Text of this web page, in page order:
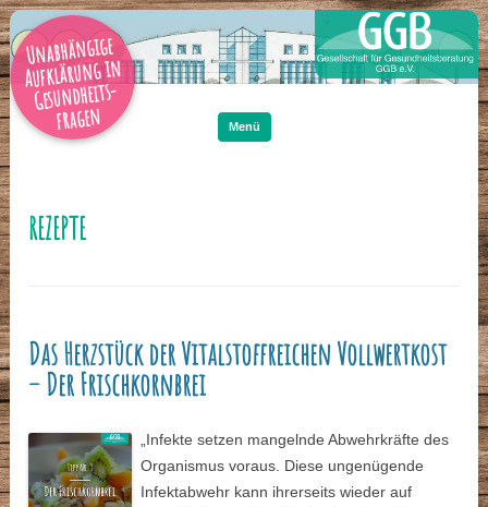
Unabhängige
Aufklärung in
Gesundheits-
fragen Menü
REZEPTE
Das Herzstück der Vitalstoffreichen Vollwertkost
– Der Frischkornbrei
„Infekte setzen mangelnde Abwehrkräfte des
Organismus voraus. Diese ungenügende
Infektabwehr kann ihrerseits wieder auf